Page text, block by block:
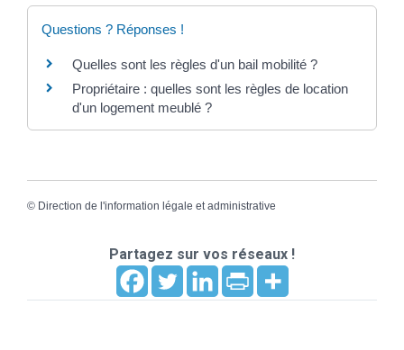
Questions ? Réponses !
Quelles sont les règles d'un bail mobilité ?
Propriétaire : quelles sont les règles de location
d'un logement meublé ?
© Direction de l'information légale et administrative
Partagez sur vos réseaux !